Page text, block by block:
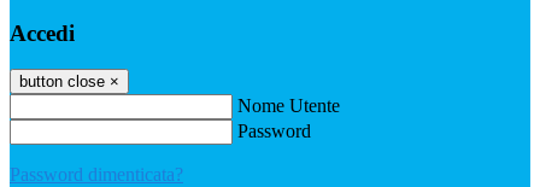
Accedi
button close ×
Nome Utente
Password
Password dimenticata?